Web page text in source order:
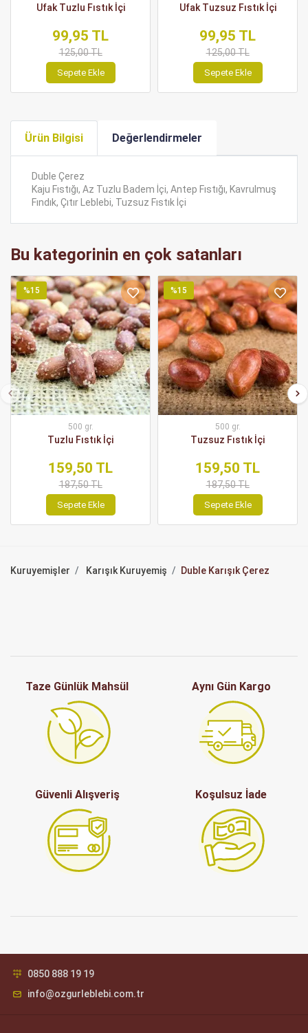
Ufak Tuzlu Fıstık İçi
99,95 TL
125,00 TL
Sepete Ekle
Ufak Tuzsuz Fıstık İçi
99,95 TL
125,00 TL
Sepete Ekle
Ürün Bilgisi Değerlendirmeler
Duble Çerez
Kaju Fıstığı, Az Tuzlu Badem İçi, Antep Fıstığı, Kavrulmuş
Fındık, Çıtır Leblebi, Tuzsuz Fıstık İçi
Bu kategorinin en çok satanları
%15
500 gr.
Tuzlu Fıstık İçi
159,50 TL
187,50 TL
Sepete Ekle
%15
500 gr.
Tuzsuz Fıstık İçi
159,50 TL
187,50 TL
Sepete Ekle
Kuruyemişler Karışık Kuruyemiş Duble Karışık Çerez
Taze Günlük Mahsül Aynı Gün Kargo
Güvenli Alışveriş Koşulsuz İade
0850 888 19 19
info@ozgurleblebi.com.tr